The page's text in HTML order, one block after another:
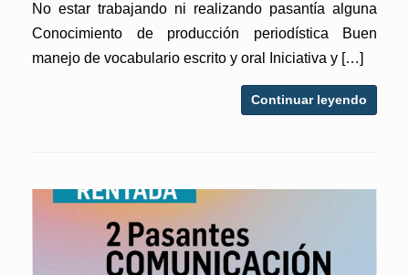
No estar trabajando ni realizando pasantía alguna
Conocimiento de producción periodística Buen
manejo de vocabulario escrito y oral Iniciativa y […]
Continuar leyendo